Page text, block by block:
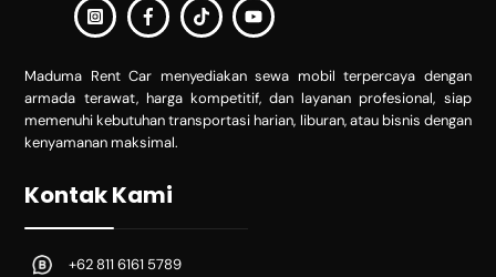
Maduma Rent Car menyediakan sewa mobil terpercaya dengan
armada terawat, harga kompetitif, dan layanan profesional, siap
memenuhi kebutuhan transportasi harian, liburan, atau bisnis dengan
kenyamanan maksimal.
Kontak Kami
+62 811 6161 5789